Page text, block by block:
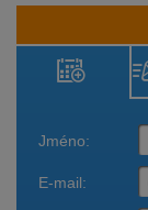
ubytování